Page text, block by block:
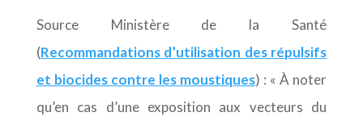
Source Ministère de la Santé
(Recommandations d’utilisation des répulsifs
et biocides contre les moustiques) : « À noter
qu’en cas d’une exposition aux vecteurs du